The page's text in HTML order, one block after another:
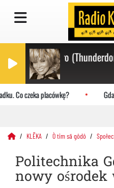
Another Hero
Co czeka placówkę?
KLËKA Ò tim sã gôdô
Politechnika
nowy ośrodek